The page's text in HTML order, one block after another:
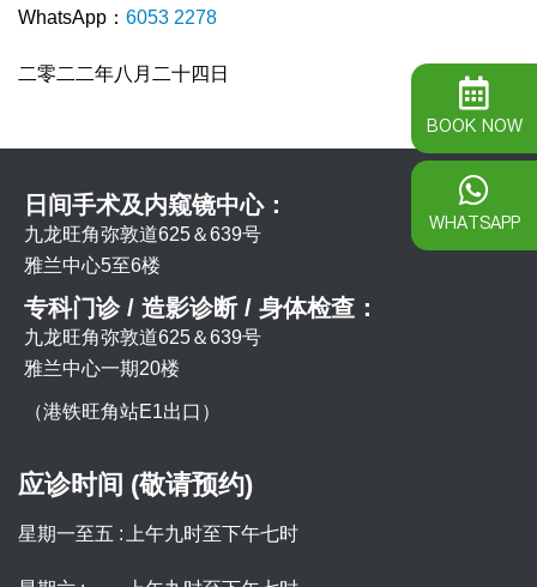
WhatsApp： 6053 2278
二零二二年八月二十四日
日间手术及内窥镜中心：
九龙旺角弥敦道625＆639号
雅兰中心5至6楼
专科门诊 / 造影诊断 / 身体检查：
九龙旺角弥敦道625＆639号
雅兰中心一期20楼
（港铁旺角站E1出口）
应诊时间 (敬请预约)
星期一至五 :上午九时至下午七时
BOOK NOW
WHATSAPP